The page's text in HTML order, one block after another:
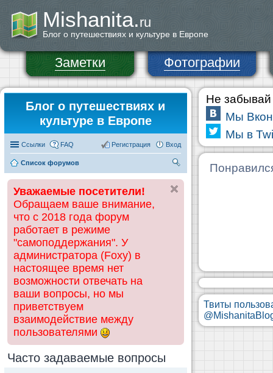
Mishanita.ru
Блог о путешествиях и культуре в Европе
Заметки Фотографии
Блог о путешествиях и
культуре в Европе
Ссылки FAQ Вход
Регистрация
Список форумов
ск
Уважаемые посетители!
Обращаем ваше внимание,
что с 2018 года форум
работает в режиме
"самоподдержания". У
администратора (Foxy) в
настоящее время нет
возможности отвечать на
ваши вопросы, но мы
приветствуем
взаимодействие между
пользователями
Часто задаваемые вопросы
Не забывай
Мы
Мы в
Твиты